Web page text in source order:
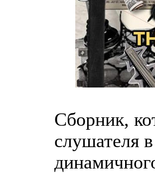
Сборник,
слушателя